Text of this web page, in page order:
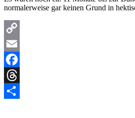
normalerweise gar keinen Grund in
Copy
Link
Email
Facebook
Threads